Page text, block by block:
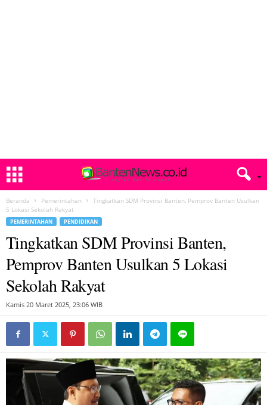
Beranda Pemerintahan
Tingkatkan SDM Provinsi Banten, Pemprov Banten Usulkan
5 Lokasi Sekolah Rakyat
PEMERINTAHAN PENDIDIKAN
Tingkatkan SDM Provinsi Banten,
Pemprov Banten Usulkan 5 Lokasi
Sekolah Rakyat
Kamis 20 Maret 2025, 23:06 WIB